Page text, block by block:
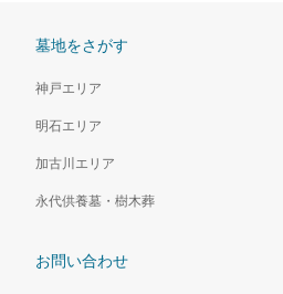
墓地をさがす
神戸エリア
明石エリア
加古川エリア
永代供養墓・樹木葬
お問い合わせ